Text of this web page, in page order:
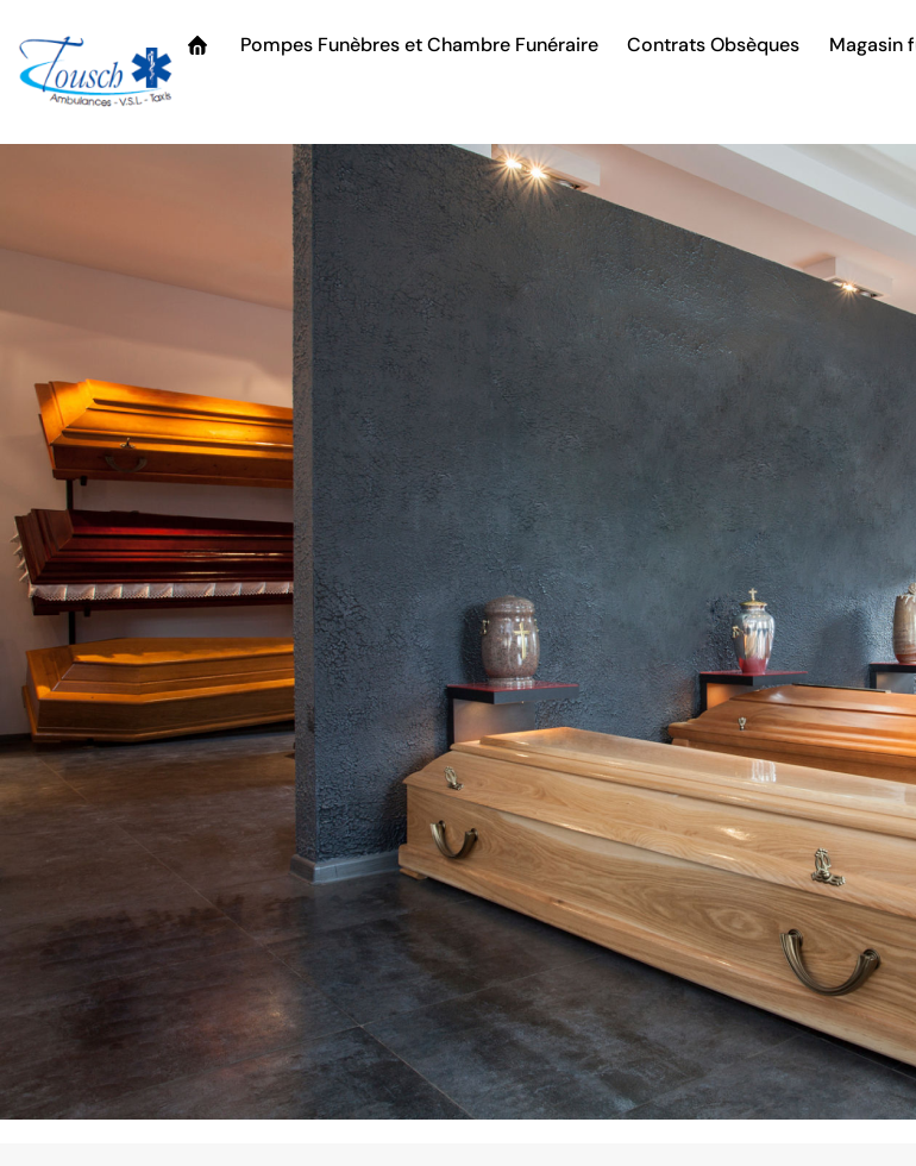
Pompes Funèbres et Chambre Funéraire Contrats Obsèques Magasin